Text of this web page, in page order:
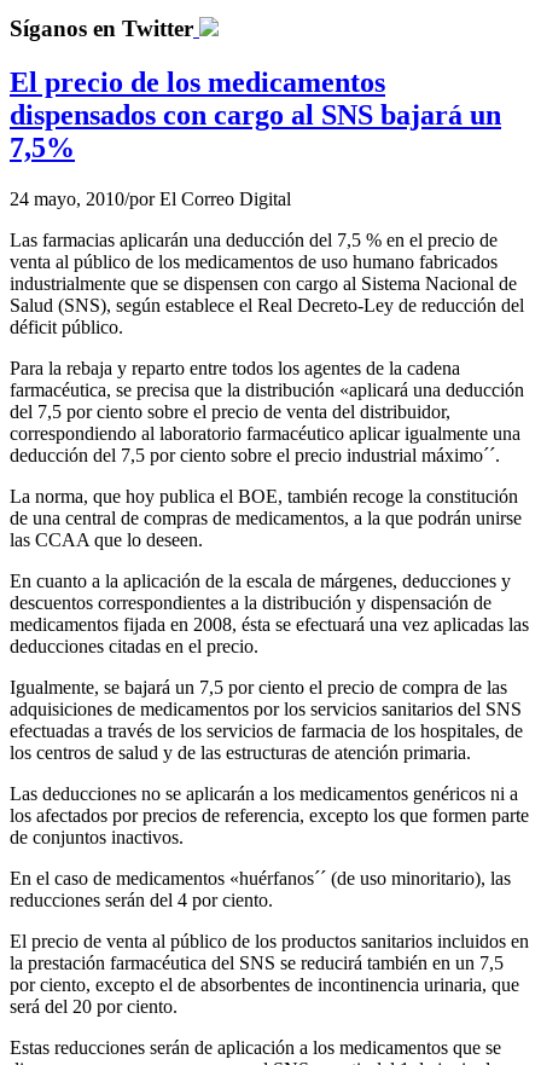
Síganos en Twitter
El precio de los medicamentos
dispensados con cargo al SNS bajará un
7,5%
24 mayo, 2010/porEl Correo Digital
Las farmacias aplicarán una deducción del 7,5 % en el precio de
venta al público de los medicamentos de uso humano fabricados
industrialmente que se dispensen con cargo al Sistema Nacional de
Salud (SNS), según establece el Real Decreto-Ley de reducción del
déficit público.
Para la rebaja y reparto entre todos los agentes de la cadena
farmacéutica, se precisa que la distribución «aplicará una deducción
del 7,5 por ciento sobre el precio de venta del distribuidor,
correspondiendo al laboratorio farmacéutico aplicar igualmente una
deducción del 7,5 por ciento sobre el precio industrial máximo´´.
La norma, que hoy publica el BOE, también recoge la constitución
de una central de compras de medicamentos, a la que podrán unirse
las CCAA que lo deseen.
En cuanto a la aplicación de la escala de márgenes, deducciones y
descuentos correspondientes a la distribución y dispensación de
medicamentos fijada en 2008, ésta se efectuará una vez aplicadas las
deducciones citadas en el precio.
Igualmente, se bajará un 7,5 por ciento el precio de compra de las
adquisiciones de medicamentos por los servicios sanitarios del SNS
efectuadas a través de los servicios de farmacia de los hospitales, de
los centros de salud y de las estructuras de atención primaria.
Las deducciones no se aplicarán a los medicamentos genéricos ni a
los afectados por precios de referencia, excepto los que formen parte
de conjuntos inactivos.
En el caso de medicamentos «huérfanos´´ (de uso minoritario), las
reducciones serán del 4 por ciento.
El precio de venta al público de los productos sanitarios incluidos en
la prestación farmacéutica del SNS se reducirá también en un 7,5
por ciento, excepto el de absorbentes de incontinencia urinaria, que
será del 20 por ciento.
Estas reducciones serán de aplicación a los medicamentos que se